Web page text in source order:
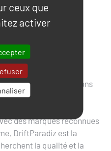
les meilleures
conçues
ou pilote
modèles allie
dernières innovations
contrôlés, une
des possibilités de
des marques reconnues
DriftParadiz est la
la qualité et la
ceux que
activer